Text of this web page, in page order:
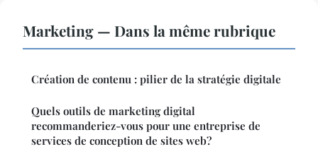
Marketing — Dans la même rubrique
Création de contenu : pilier de la stratégie digitale
Quels outils de marketing digital
recommanderiez-vous pour une entreprise de
services de conception de sites web?